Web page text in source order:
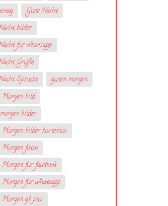
Gute Nacht
bilder
für whatsapp
Grüße
Sprüche
guten morgen
bild
bilder
bilder kostenlos
fotos
für facebook
für whatsapp
gb pics